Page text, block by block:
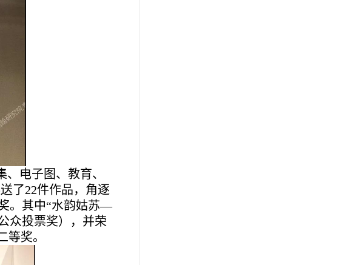
电子图、教育、
了22件作品，角逐
。其中“水韵姑苏—
众投票奖），并荣
奖。